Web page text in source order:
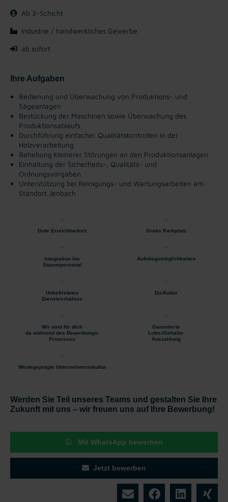
Ab 3-Schicht
Industrie / handwerkliches Gewerbe
ab sofort
Ihre Aufgaben
Bedienung und Überwachung von Produktions- und
Sägeanlagen
Bestückung der Maschinen sowie Überwachung des
Produktionsablaufs
Durchführung einfacher Qualitätskontrollen in der
Holzverarbeitung
Behebung kleinerer Störungen an den Produktionsanlagen
Einhaltung der Sicherheits-, Qualitäts- und
Ordnungsvorgaben
Unterstützung bei Reinigungs- und Wartungsarbeiten am
Standort Jenbach
Gute Erreichbarkeit Gratis Parkplatz
Integration ins
Stammpersonal
Aufstiegsmöglichkeiten
Unbefristetes
Dienstverhältnis
Du-Kultur
Wir sind für dich
da während des Bewerbungs-
Prozesses
Garantierte
Lohn-/Gehalts-
Auszahlung
Wertegeprägte Unternehmenskultur
Werden Sie Teil unseres Teams und gestalten Sie Ihre
Zukunft mit uns – wir freuen uns auf Ihre Bewerbung!
Mit WhatsApp bewerben
Jetzt bewerben